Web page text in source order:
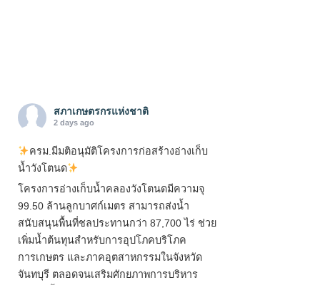
สภาเกษตรกรแห่งชาติ
2 days ago
ครม.มีมติอนุมัติโครงการก่อสร้างอ่างเก็บ
น้ำวังโตนด
โครงการอ่างเก็บน้ำคลองวังโตนดมีความจุ
99.50 ล้านลูกบาศก์เมตร สามารถส่งน้ำ
สนับสนุนพื้นที่ชลประทานกว่า 87,700 ไร่ ช่วย
เพิ่มน้ำต้นทุนสำหรับการอุปโภคบริโภค
การเกษตร และภาคอุตสาหกรรมในจังหวัด
จันทบุรี ตลอดจนเสริมศักยภาพการบริหาร